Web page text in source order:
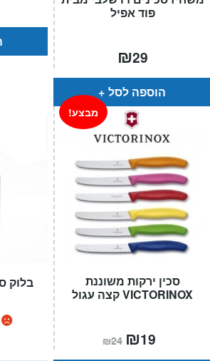
הוא:
פוד אפיל
₪29
הוספה לסל
סכין ירקות משוננת
VICTORINOX קצה עגול
מבצע!
₪24 המחיר
המקורי
היה:
₪19
הוא: